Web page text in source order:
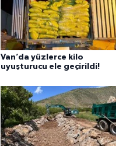
Van’da yüzlerce kilo
uyuşturucu ele geçirildi!